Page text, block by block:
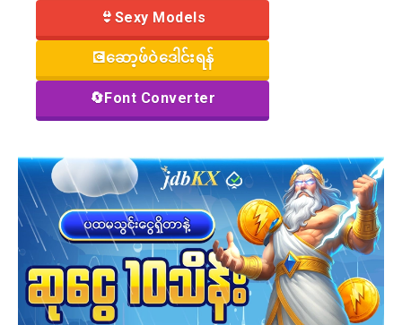
👙Sexy Models
💽ဆော့ဖ်ဝဲဒေါင်းရန်
🔄Font Converter